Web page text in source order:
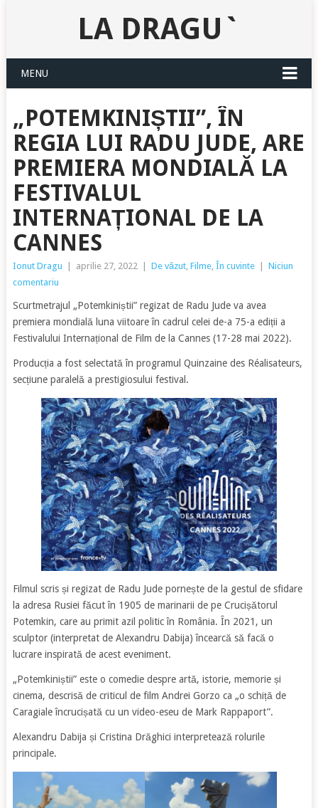
LA DRAGU`
MENU
„POTEMKINIȘTII”, ÎN
REGIA LUI RADU JUDE, ARE
PREMIERA MONDIALĂ LA
FESTIVALUL
INTERNAȚIONAL DE LA
CANNES
Ionut Dragu aprilie 27, 2022 De văzut, Filme, În cuvinte
Niciun
comentariu
Scurtmetrajul „Potemkiniștii” regizat de Radu Jude va avea
premiera mondială luna viitoare în cadrul celei de-a 75-a ediții a
Festivalului Internațional de Film de la Cannes (17-28 mai 2022).
Producția a fost selectată în programul Quinzaine des Réalisateurs,
secțiune paralelă a prestigiosului festival.
Filmul scris și regizat de Radu Jude pornește de la gestul de sfidare
la adresa Rusiei făcut în 1905 de marinarii de pe Crucișătorul
Potemkin, care au primit azil politic în România. În 2021, un
sculptor (interpretat de Alexandru Dabija) încearcă să facă o
lucrare inspirată de acest eveniment.
„Potemkiniștii” este o comedie despre artă, istorie, memorie și
cinema, descrisă de criticul de film Andrei Gorzo ca „o schiță de
Caragiale încrucișată cu un video-eseu de Mark Rappaport”.
Alexandru Dabija și Cristina Drăghici interpretează rolurile
principale.